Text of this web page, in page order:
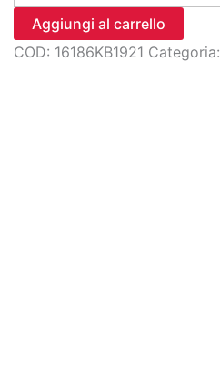
pompa
quantità
Aggiungi al carrello
COD: 16186KB1921 Categoria: